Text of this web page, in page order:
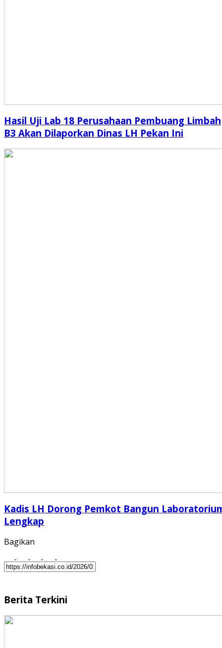
Hasil Uji Lab 18 Perusahaan Pembuang Limbah
B3 Akan Dilaporkan Dinas LH Pekan Ini
Kadis LH Dorong Pemkot Bangun
Lengkap
Bagikan
Berita Terkini